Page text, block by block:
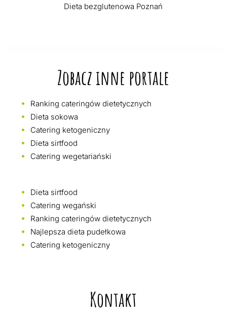
Dieta bezglutenowa Poznań
Zobacz inne portale
Ranking cateringów dietetycznych
Dieta sokowa
Catering ketogeniczny
Dieta sirtfood
Catering wegetariański
Dieta sirtfood
Catering wegański
Ranking cateringów dietetycznych
Najlepsza dieta pudełkowa
Catering ketogeniczny
Kontakt